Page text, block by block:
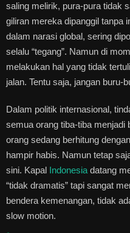
saling melirik, pura-pura tidak
giliran mereka dipanggil tanpa
dalam narasi global, sering
selalu “tegang”. Namun di
melakukan hal yang tidak
jalan. Tentu saja, jangan buru-
Dalam politik internasional,
semua orang tiba-tiba
orang sedang berhitung
hampir habis. Namun tetap
sini. Kapal Indonesia datang
“tidak dramatis” tapi sangat
bendera kemenangan, tidak
slow motion.